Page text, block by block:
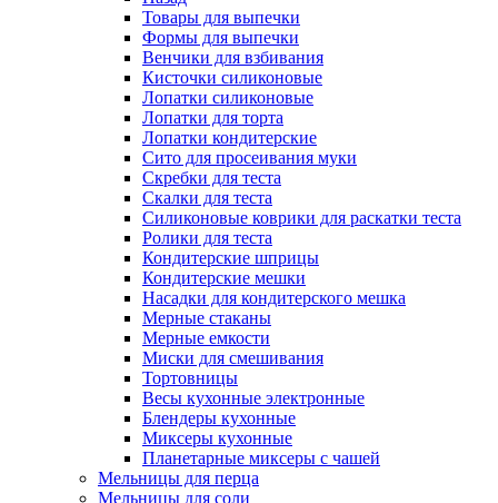
Товары для выпечки
Формы для выпечки
Венчики для взбивания
Кисточки силиконовые
Лопатки силиконовые
Лопатки для торта
Лопатки кондитерские
Сито для просеивания муки
Скребки для теста
Скалки для теста
Силиконовые коврики для раскатки теста
Ролики для теста
Кондитерские шприцы
Кондитерские мешки
Насадки для кондитерского мешка
Мерные стаканы
Мерные емкости
Миски для смешивания
Тортовницы
Весы кухонные электронные
Блендеры кухонные
Миксеры кухонные
Планетарные миксеры с чашей
Мельницы для перца
Мельницы для соли